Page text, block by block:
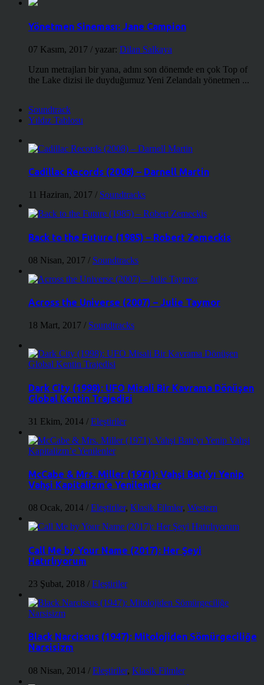
Yönetmen Sineması: Jane Campion
07 Kasım, 2017 / yazar: Dilan Salkaya
Uzun metrajları bir yana, adını son dönemde en çok Top of
the Lake dizisi ile duyduğumuz Yeni Zelandalı yönetmen ...
Soundtrack
Yıldız Tablosu
Cadillac Records (2008) – Darnell Martin
11 Haziran, 2017 / Soundtracks
Back to the Future (1985) – Robert Zemeckis
08 Nisan, 2017 / Soundtracks
Across the Universe (2007) – Julie Taymor
18 Mart, 2017 / Soundtracks
Dark City (1998): UFO Misali Bir Kavrama Dönüşen
Global Kentin Trajedisi
31 Ekim, 2014 / Eleştiriler
McCabe & Mrs. Miller (1971): Vahşi Batı’yı Yenip
Vahşi Kapitalizm’e Yenilenler
08 Ocak, 2014 / Eleştiriler, Klasik Filmler, Western
Call Me by Your Name (2017): Her Şeyi
Hatırlıyorum
23 Şubat, 2018 / Eleştiriler
Black Narcissus (1947): Mitolojiden Sömürgeciliğe
Narsisizm
08 Nisan, 2014 / Eleştiriler, Klasik Filmler